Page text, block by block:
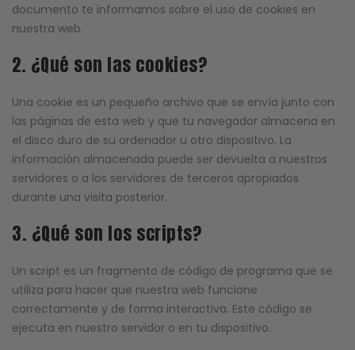
documento te informamos sobre el uso de cookies en
nuestra web.
2. ¿Qué son las cookies?
Una cookie es un pequeño archivo que se envía junto con
las páginas de esta web y que tu navegador almacena en
el disco duro de su ordenador u otro dispositivo. La
información almacenada puede ser devuelta a nuestros
servidores o a los servidores de terceros apropiados
durante una visita posterior.
3. ¿Qué son los scripts?
Un script es un fragmento de código de programa que se
utiliza para hacer que nuestra web funcione
correctamente y de forma interactiva. Este código se
ejecuta en nuestro servidor o en tu dispositivo.